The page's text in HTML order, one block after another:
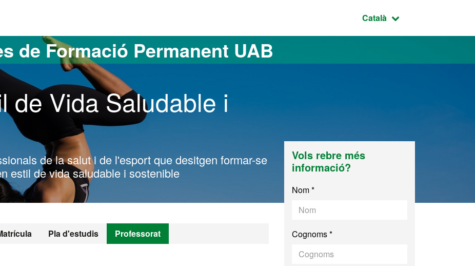
Idioma seleccionat:
Català
de Formació Permanent UAB
de Vida Saludable i
de la salut i de l'esport que desitgen formar-se
estil de vida saludable i sostenible
Pla d'estudis Professorat
Vols rebre més
informació?
Nom *
Cognoms *